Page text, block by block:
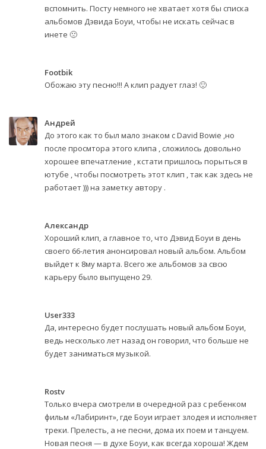
вспомнить. Посту немного не хватает хотя бы списка
альбомов Дэвида Боуи, чтобы не искать сейчас в
инете 🙁
Footbik
Обожаю эту песню!!! А клип радует глаз! 🙂
Андрей
До этого как то был мало знаком с David Bowie ,но
после просмтора этого клипа , сложилось довольно
хорошее впечатление , кстати пришлось порыться в
ютубе , чтобы посмотреть этот клип , так как здесь не
работает ))) на заметку автору .
Александр
Хороший клип, а главное то, что Дэвид Боуи в день
своего 66-летия анонсировал новый альбом. Альбом
выйдет к 8му марта. Всего же альбомов за свсю
карьеру было выпущено 29.
User333
Да, интересно будет послушать новый альбом Боуи,
ведь несколько лет назад он говорил, что больше не
будет заниматься музыкой.
Rostv
Только вчера смотрели в очередной раз с ребенком
фильм «Лабиринт», где Боуи играет злодея и исполняет
треки. Прелесть, а не песни, дома их поем и танцуем.
Новая песня — в духе Боуи, как всегда хороша! Ждем